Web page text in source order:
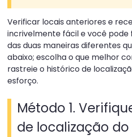
Verificar locais anteriores e
incrivelmente fácil e você pode
das duas maneiras diferentes
abaixo; escolha o que melhor
rastreie o histórico de
esforço.
Método 1.
de localização